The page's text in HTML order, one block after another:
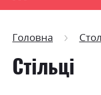
Головна
Стільці